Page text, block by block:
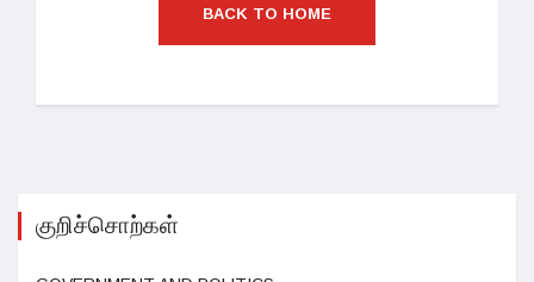
BACK TO HOME
குறிச்சொற்கள்